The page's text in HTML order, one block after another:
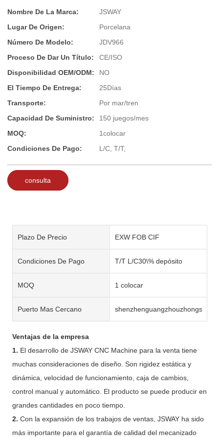
Nombre De La Marca:
JSWAY
Lugar De Origen:
Porcelana
Número De Modelo:
JDV966
Proceso De Dar Un Título:
CE/ISO
Disponibilidad OEM/ODM:
NO
El Tiempo De Entrega:
25Días
Transporte:
Por mar/tren
Capacidad De Suministro:
150 juegos/mes
MOQ:
1colocar
Condiciones De Pago:
L/C, T/T,
consulta
Plazo De Precio EXW FOB CIF
Condiciones De Pago T/T L/C30\% depósito
MOQ 1 colocar
Puerto Mas Cercano shenzhenguangzhouzhongshan
Ventajas de la empresa
1. El desarrollo de JSWAY CNC Machine para la venta tiene
muchas consideraciones de diseño. Son rigidez estática y
dinámica, velocidad de funcionamiento, caja de cambios,
control manual y automático. El producto se puede producir en
grandes cantidades en poco tiempo.
2. Con la expansión de los trabajos de ventas, JSWAY ha sido
más importante para el garantía de calidad del mecanizado